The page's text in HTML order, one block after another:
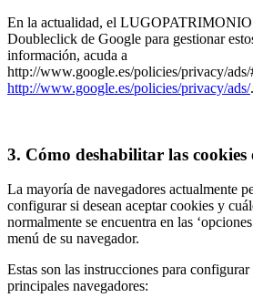
En la actualidad, el
Doubleclick de Google para gestionar
información, acuda a
http://www.google.es/policies/privacy/
http://www.google.es/policies/privacy/ads/.
3. Cómo deshabilitar las cookies
La mayoría de navegadores actualmente
configurar si desean aceptar cookies y
normalmente se encuentra en las
menú de su navegador.
Estas son las instrucciones para
principales navegadores: